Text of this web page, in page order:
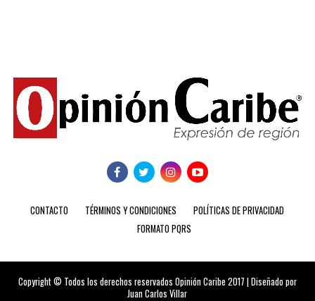
CONTACTO TÉRMINOS Y CONDICIONES
POLÍTICAS DE PRIVACIDAD
FORMATO PQRS
Copyright © Todos los derechos reservados Opinión Caribe 2017 | Diseñado por
Juan Carlos Villar